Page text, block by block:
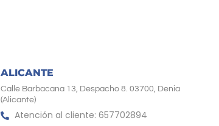
ALICANTE
Calle Barbacana 13, Despacho 8. 03700, Denia
(Alicante)
Atención al cliente: 657702894